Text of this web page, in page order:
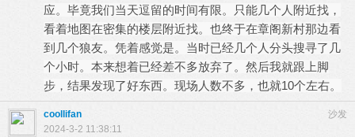
应。毕竟我们当天逗留的时间有限。只能几个人附近找，
看着地图在密集的楼层附近找。也终于在章阁新村那边看
到几个狼友。凭着感觉是。当时已经几个人分头搜寻了几
个小时。本来想着已经差不多放弃了。然后我就跟上脚
步，结果发现了好东西。现场人数不多，也就10个左右。
沙发
coollifan
2024-3-2 11:38:11